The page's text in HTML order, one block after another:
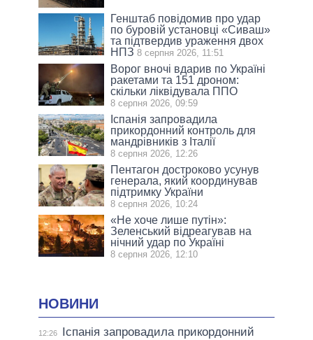
Генштаб повідомив про удар
по буровій установці «Сиваш»
та підтвердив ураження двох
НПЗ 8 серпня 2026, 11:51
Ворог вночі вдарив по Україні
ракетами та 151 дроном:
скільки ліквідувала ППО
8 серпня 2026, 09:59
Іспанія запровадила
прикордонний контроль для
мандрівників з Італії
8 серпня 2026, 12:26
Пентагон достроково усунув
генерала, який координував
підтримку України
8 серпня 2026, 10:24
«Не хоче лише путін»:
Зеленський відреагував на
нічний удар по Україні
8 серпня 2026, 12:10
НОВИНИ
12:26
Іспанія запровадила прикордонний